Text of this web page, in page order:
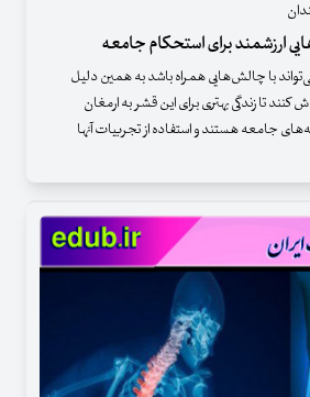
ارزشمند برای استحکام جامعه
با چالش‌هایی همراه باشد به همین دلیل
تا زندگی بهتری برای این قشر به ارمغان
جامعه هستند و استفاده از تجربیات آنها